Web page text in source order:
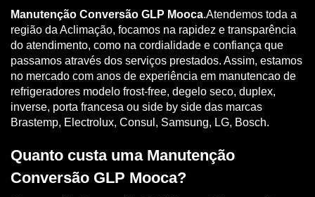
Manutenção Conversão GLP Mooca.Atendemos toda a
região da Aclimação, focamos na rapidez e transparência
do atendimento, como na cordialidade e confiança que
passamos através dos serviços prestados. Assim, estamos
no mercado com anos de experiência em manutencao de
refrigeradores modelo frost-free, degelo seco, duplex,
inverse, porta francesa ou side by side das marcas
Brastemp, Electrolux, Consul, Samsung, LG, Bosch.
Quanto custa uma Manutenção
Conversão GLP Mooca?